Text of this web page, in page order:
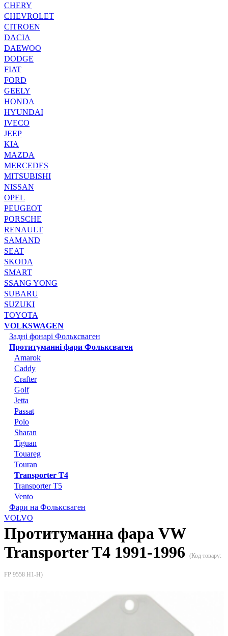
CHERY
CHEVROLET
CITROEN
DACIA
DAEWOO
DODGE
FIAT
FORD
GEELY
HONDA
HYUNDAI
IVECO
JEEP
KIA
MAZDA
MERCEDES
MITSUBISHI
NISSAN
OPEL
PEUGEOT
PORSCHE
RENAULT
SAMAND
SEAT
SKODA
SMART
SSANG YONG
SUBARU
SUZUKI
TOYOTA
VOLKSWAGEN
Задні фонарі Фольксваген
Протитуманні фари Фольксваген
Amarok
Caddy
Crafter
Golf
Jetta
Passat
Polo
Sharan
Tiguan
Touareg
Touran
Transporter T4
Transporter T5
Vento
Фари на Фольксваген
VOLVO
Протитуманна фара VW
Transporter T4 1991-1996
(Код товару:
FP 9558 H1-H)